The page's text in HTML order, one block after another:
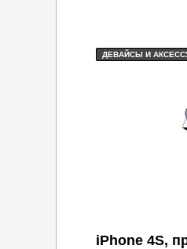
ДЕВАЙСЫ И
iPhone 4S,